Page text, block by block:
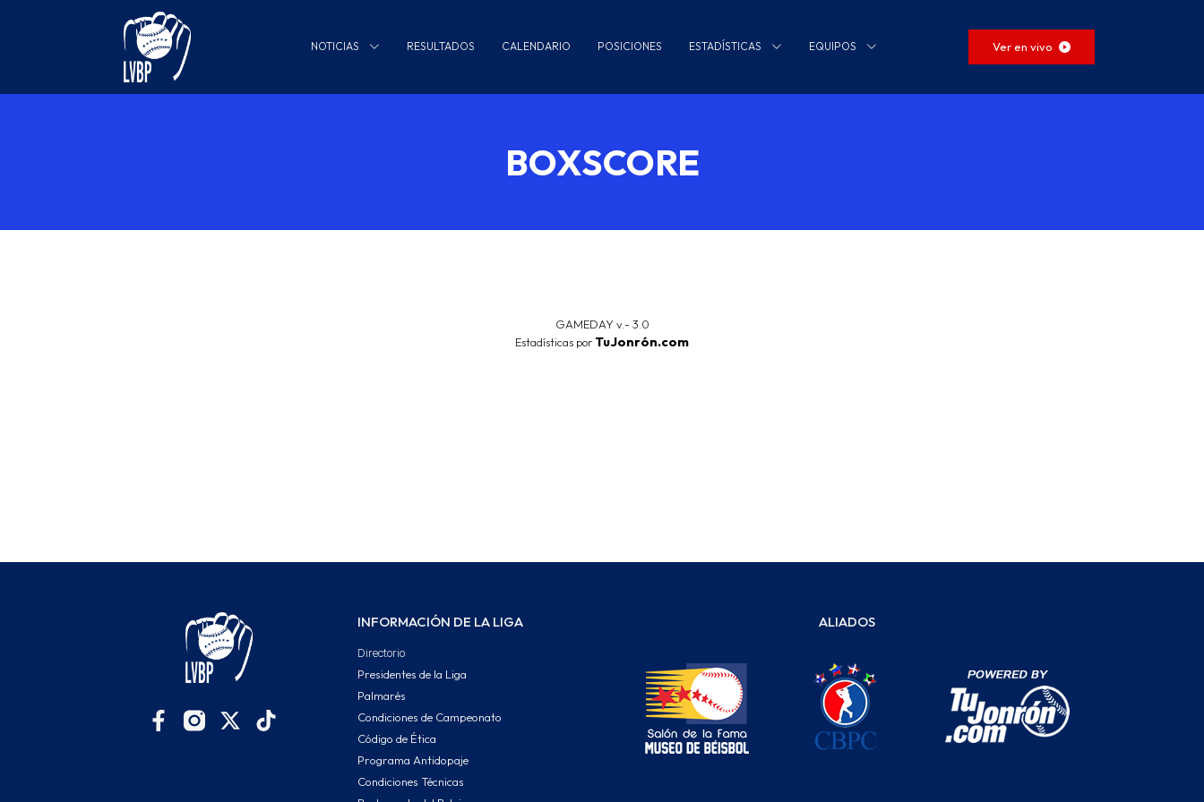
NOTICIAS RESULTADOS CALENDARIO POSICIONES ESTADÍSTICAS EQUIPOS Ver en vivo
BOXSCORE
GAMEDAY v.- 3.0
Estadísticas por TuJonrón.com
INFORMACIÓN DE LA LIGA
Directorio
Presidentes de la Liga
Palmarés
Condiciones de Campeonato
Código de Ética
Programa Antidopaje
Condiciones Técnicas
ALIADOS